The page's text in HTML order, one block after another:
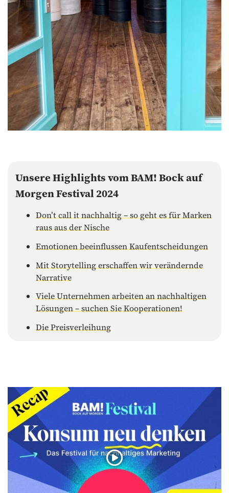
Unsere Highlights vom BAM! Bock auf
Morgen Festival 2024
Don’t call it nachhaltig – so geht es für Marken
raus aus der Nische
Emotionen beeinflussen Kaufentscheidungen
Mit Storytelling erschaffen wir verändernde
Narrative
Viele Unternehmen arbeiten an nachhaltigen
Lösungen – suchen Sie Kooperationen!
Die Preisverleihung